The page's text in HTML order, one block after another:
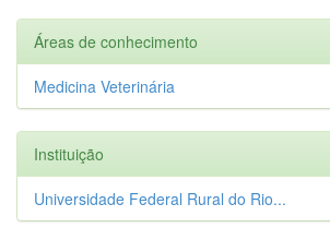
Áreas de conhecimento
Medicina Veterinária
Instituição
Universidade Federal Rural do Rio...